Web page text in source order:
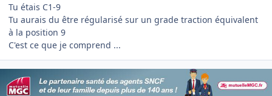
Tu étais C1-9
Tu aurais du être régularisé sur un grade traction équivalent
à la position 9
C'est ce que je comprend ...